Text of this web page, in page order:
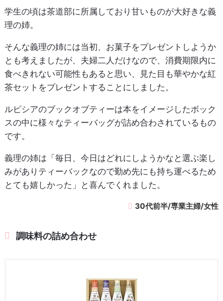
学生の頃は茶道部に所属しており甘いものが大好きな義
理の姉。
そんな義理の姉には当初、お菓子をプレゼントしようか
とも考えましたが、夫婦二人だけなので、消費期限内に
食べきれない可能性もあると思い、見た目も華やかな紅
茶セットをプレゼントすることにしました。
ルピシアのブックオブティーは本をイメージしたボック
スの中に様々なティーバッグが詰め合わされているもの
です。
義理の姉は「毎日、今日はどれにしようかなと選ぶ楽し
みがありティーバックなので勤め先にも持ち運べるため
とても嬉しかった」と喜んでくれました。
30代前半/専業主婦/女性
調味料の詰め合わせ